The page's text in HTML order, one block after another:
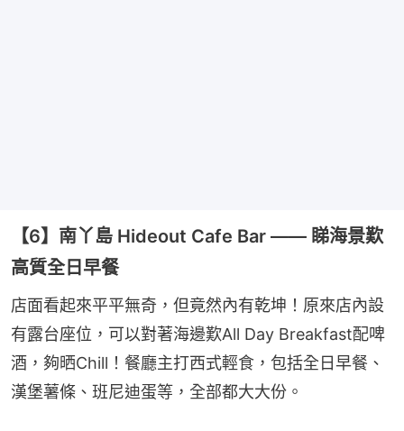
【6】南丫島 Hideout Cafe Bar —— 睇海景歎
高質全日早餐
店面看起來平平無奇，但竟然內有乾坤！原來店內設
有露台座位，可以對著海邊歎All Day Breakfast配啤
酒，夠晒Chill！餐廳主打西式輕食，包括全日早餐、
漢堡薯條、班尼迪蛋等，全部都大大份。